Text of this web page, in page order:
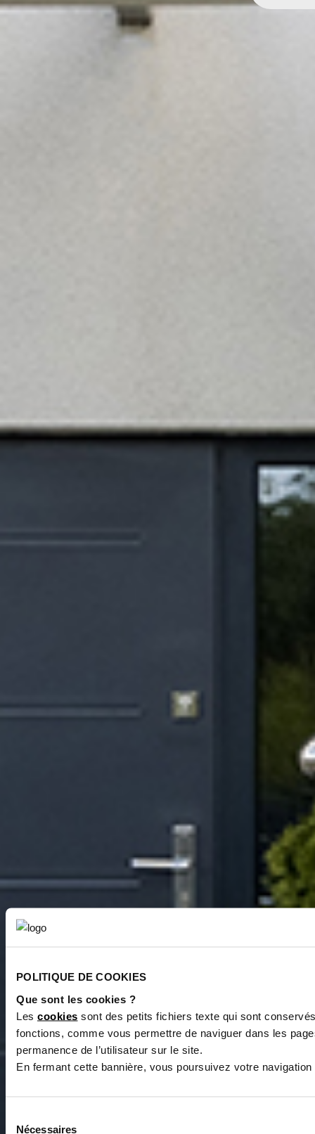
POLITIQUE DE COOKIES
Que sont les cookies ?
Les cookies sont des petits fichiers texte qui sont
fonctions, comme vous permettre de naviguer dans les
permanence de l’utilisateur sur le site.
En fermant cette bannière, vous poursuivez votre
Nécessaires